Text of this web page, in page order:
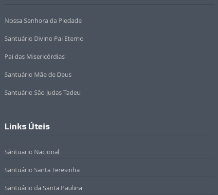
Nossa Senhora da Piedade
Santuário Divino Pai Eterno
Pai das Misericórdias
Santuário Mãe de Deus
Santuário São Judas Tadeu
Links Úteis
Sántuario Nacional
Santuário Santa Teresinha
Santuário da Santa Paulina